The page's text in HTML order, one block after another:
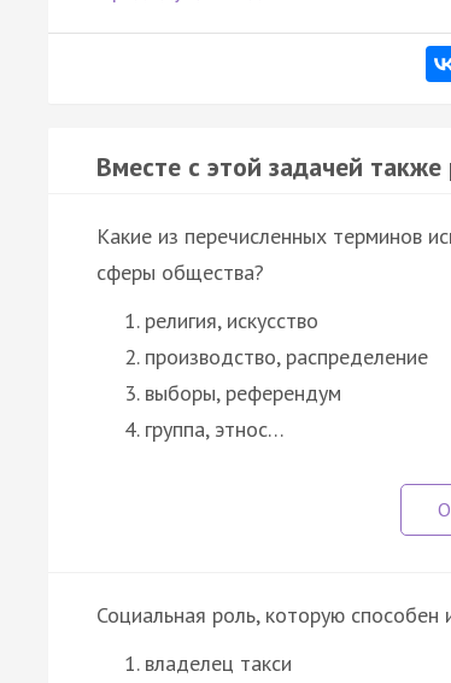
Вместе с этой задачей
Какие из перечисленных терминов
сферы общества?
религия, искусство
производство, распределение
выборы, референдум
группа, этнос…
Социальная роль, которую
владелец такси